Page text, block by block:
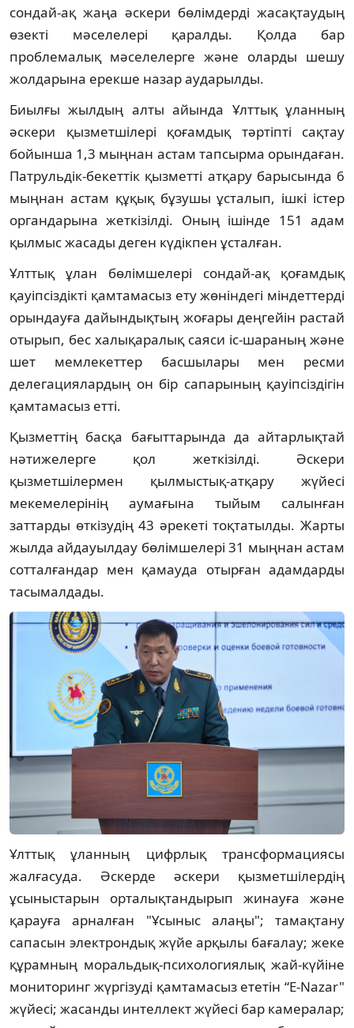
сондай-ақ жаңа әскери бөлімдерді жасақтаудың
өзекті мәселелері қаралды. Қолда бар
проблемалық мәселелерге және оларды шешу
жолдарына ерекше назар аударылды.
Биылғы жылдың алты айында Ұлттық ұланның
әскери қызметшілері қоғамдық тәртіпті сақтау
бойынша 1,3 мыңнан астам тапсырма орындаған.
Патрульдік-бекеттік қызметті атқару барысында 6
мыңнан астам құқық бұзушы ұсталып, ішкі істер
органдарына жеткізілді. Оның ішінде 151 адам
қылмыс жасады деген күдікпен ұсталған.
Ұлттық ұлан бөлімшелері сондай-ақ қоғамдық
қауіпсіздікті қамтамасыз ету жөніндегі міндеттерді
орындауға дайындықтың жоғары деңгейін растай
отырып, бес халықаралық саяси іс-шараның және
шет мемлекеттер басшылары мен ресми
делегациялардың он бір сапарының қауіпсіздігін
қамтамасыз етті.
Қызметтің басқа бағыттарында да айтарлықтай
нәтижелерге қол жеткізілді. Әскери
қызметшілермен қылмыстық-атқару жүйесі
мекемелерінің аумағына тыйым салынған
заттарды өткізудің 43 әрекеті тоқтатылды. Жарты
жылда айдауылдау бөлімшелері 31 мыңнан астам
сотталғандар мен қамауда отырған адамдарды
тасымалдады.
Ұлттық ұланның цифрлық трансформациясы
жалғасуда. Әскерде әскери қызметшілердің
ұсыныстарын орталықтандырып жинауға және
қарауға арналған "Ұсыныс алаңы"; тамақтану
сапасын электрондық жүйе арқылы бағалау; жеке
құрамның моральдық-психологиялық жай-күйіне
мониторинг жүргізуді қамтамасыз ететін “E-Nazar"
жүйесі; жасанды интеллект жүйесі бар камералар;